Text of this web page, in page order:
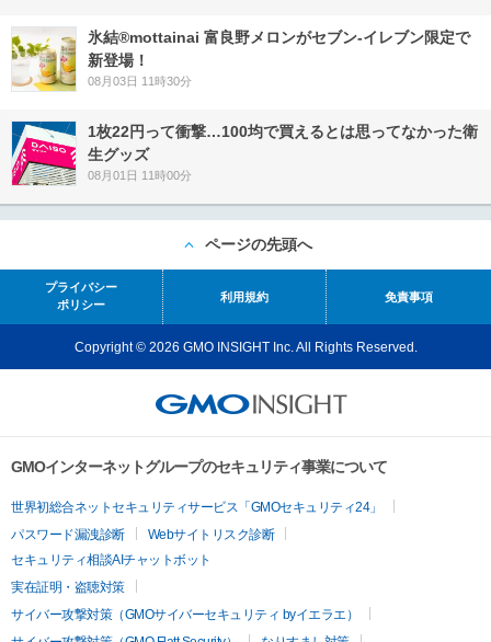
氷結®mottainai 富良野メロンがセブン‐イレブン限定で
新登場！
08月03日 11時30分
1枚22円って衝撃…100均で買えるとは思ってなかった衛
生グッズ
08月01日 11時00分
ページの先頭へ
プライバシー
ポリシー
利用規約 免責事項
Copyright © 2026 GMO INSIGHT Inc. All Rights Reserved.
GMOインターネットグループのセキュリティ事業について
世界初総合ネットセキュリティサービス「GMOセキュリティ24」
パスワード漏洩診断
Webサイトリスク診断
セキュリティ相談AIチャットボット
実在証明・盗聴対策
サイバー攻撃対策（GMOサイバーセキュリティ byイエラエ）